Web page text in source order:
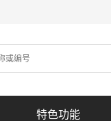
特色功能